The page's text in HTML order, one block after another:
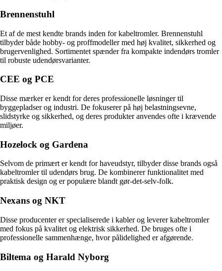
Brennenstuhl
Et af de mest kendte brands inden for kabeltromler. Brennenstuhl
tilbyder både hobby- og proffmodeller med høj kvalitet, sikkerhed og
brugervenlighed. Sortimentet spænder fra kompakte indendørs tromler
til robuste udendørsvarianter.
CEE og PCE
Disse mærker er kendt for deres professionelle løsninger til
byggepladser og industri. De fokuserer på høj belastningsevne,
slidstyrke og sikkerhed, og deres produkter anvendes ofte i krævende
miljøer.
Hozelock og Gardena
Selvom de primært er kendt for haveudstyr, tilbyder disse brands også
kabeltromler til udendørs brug. De kombinerer funktionalitet med
praktisk design og er populære blandt gør-det-selv-folk.
Nexans og NKT
Disse producenter er specialiserede i kabler og leverer kabeltromler
med fokus på kvalitet og elektrisk sikkerhed. De bruges ofte i
professionelle sammenhænge, hvor pålidelighed er afgørende.
Biltema og Harald Nyborg